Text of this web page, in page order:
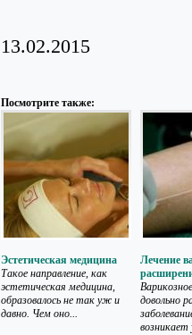
13.02.2015
Посмотрите также:
Эстетическая медицина
Такое направление, как
эстетическая медицина,
образовалось не так уж и
давно. Чем оно...
Лечение
довольно
возникает